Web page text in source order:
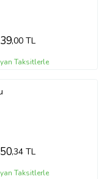
,00 TL
Taksitlerle
,34 TL
Taksitlerle